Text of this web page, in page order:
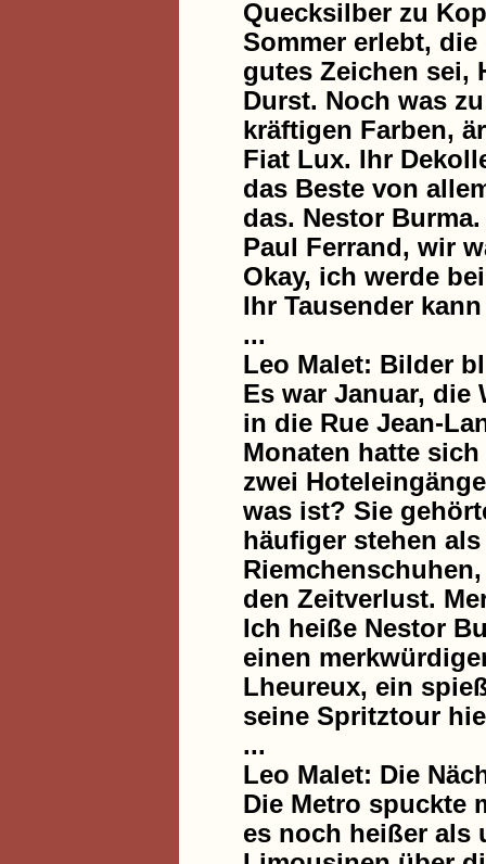
Quecksilber zu
Sommer erlebt,
gutes Zeichen sei,
Durst. Noch was
kräftigen Farben,
Fiat Lux. Ihr
das Beste von
das. Nestor
Paul Ferrand, wir
Okay, ich werde
Ihr Tausender
...
Leo Malet: Bilder
Es war Januar, die
in die Rue Jean-
Monaten hatte
zwei
was ist? Sie
häufiger stehen
den Zeitverlust.
Ich heiße Nestor
einen
Lheureux, ein
seine Spritztour
...
Leo Malet: Die
Die Metro spuckte
es noch heißer als